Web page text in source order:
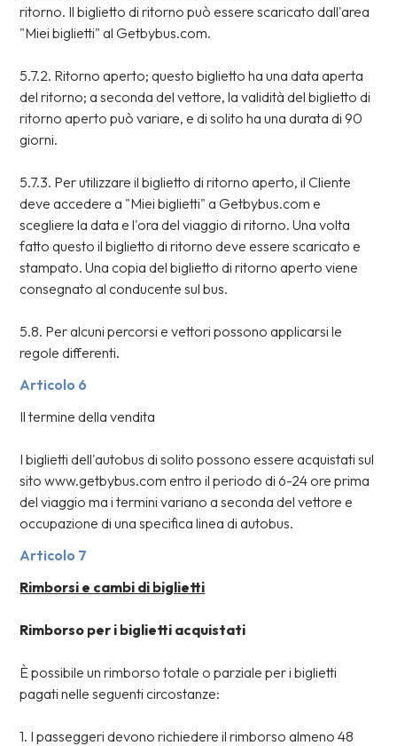
ritorno. Il biglietto di ritorno può essere scaricato dall'area
"Miei biglietti" al Getbybus.com.
5.7.2. Ritorno aperto; questo biglietto ha una data aperta
del ritorno; a seconda del vettore, la validità del biglietto di
ritorno aperto può variare, e di solito ha una durata di 90
giorni.
5.7.3. Per utilizzare il biglietto di ritorno aperto, il Cliente
deve accedere a "Miei biglietti" a Getbybus.com e
scegliere la data e l'ora del viaggio di ritorno. Una volta
fatto questo il biglietto di ritorno deve essere scaricato e
stampato. Una copia del biglietto di ritorno aperto viene
consegnato al conducente sul bus.
5.8. Per alcuni percorsi e vettori possono applicarsi le
regole differenti.
Articolo 6
Il termine della vendita
I biglietti dell'autobus di solito possono essere acquistati sul
sito www.getbybus.com entro il periodo di 6-24 ore prima
del viaggio ma i termini variano a seconda del vettore e
occupazione di una specifica linea di autobus.
Articolo 7
Rimborsi e cambi di biglietti
Rimborso per i biglietti acquistati
È possibile un rimborso totale o parziale per i biglietti
pagati nelle seguenti circostanze:
1. I passeggeri devono richiedere il rimborso almeno 48